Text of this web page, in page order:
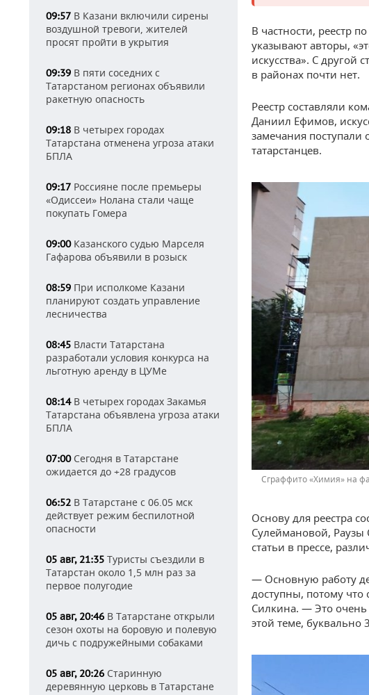
09:57 В Казани включили сирены
воздушной тревоги, жителей
просят пройти в укрытия
09:39 В пяти соседних с
Татарстаном регионах объявили
ракетную опасность
09:18 В четырех городах
Татарстана отменена угроза атаки
БПЛА
09:17 Россияне после премьеры
«Одиссеи» Нолана стали чаще
покупать Гомера
09:00Казанского судью Марселя
Гафарова объявили в розыск
08:59 При исполкоме Казани
планируют создать управление
лесничества
08:45 Власти Татарстана
разработали условия конкурса на
льготную аренду в ЦУМе
08:14В четырех городах Закамья
Татарстана объявлена угроза атаки
БПЛА
07:00Сегодня в Татарстане
ожидается до +28 градусов
06:52 В Татарстане с 06.05 мск
действует режим беспилотной
опасности
05 авг, 21:35 Туристы съездили в
Татарстан около 1,5 млн раз за
первое полугодие
05 авг, 20:46 В Татарстане открыли
сезон охоты на боровую и полевую
дичь с подружейными собаками
05 авг, 20:26 Старинную
деревянную церковь в Татарстане
В частности, реестр
указывают авторы,
искусства». С
в районах почти нет.
Реестр составляли
Даниил Ефимов,
замечания поступали
татарстанцев.
Сграффито «Химия» на
Основу для реестра
Сулеймановой, Раузы
статьи в прессе,
— Основную работу
доступны, потому
Силкина. — Это очень
этой теме, буквально